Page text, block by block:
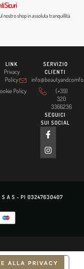
Sicuri
nostro shop in assoluta tranquillità
LINK
Privacy
Policy
Policy
SERVIZIO
CLIENTI
(+39)
320
3366236
SEGUICI
SUI SOCIAL
S A S - PI 03247630407
ALLA PRIVACY